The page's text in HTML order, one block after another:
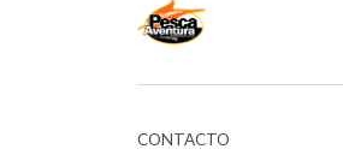
CONTACTO